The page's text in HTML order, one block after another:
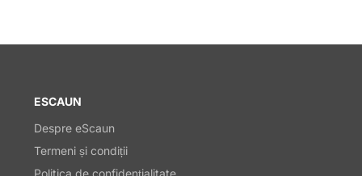
ESCAUN
Despre eScaun
Termeni și condiții